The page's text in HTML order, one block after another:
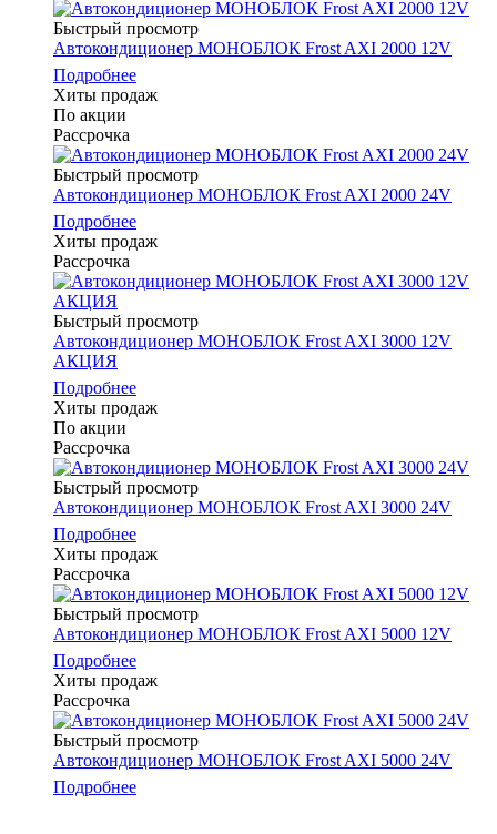
Быстрый просмотр
Автокондиционер МОНОБЛОК Frost AXI 2000 12V
Подробнее
Хиты продаж
По акции
Рассрочка
Быстрый просмотр
Автокондиционер МОНОБЛОК Frost AXI 2000 24V
Подробнее
Хиты продаж
Рассрочка
Быстрый просмотр
Автокондиционер МОНОБЛОК Frost AXI 3000 12V
АКЦИЯ
Подробнее
Хиты продаж
По акции
Рассрочка
Быстрый просмотр
Автокондиционер МОНОБЛОК Frost AXI 3000 24V
Подробнее
Хиты продаж
Рассрочка
Быстрый просмотр
Автокондиционер МОНОБЛОК Frost AXI 5000 12V
Подробнее
Хиты продаж
Рассрочка
Быстрый просмотр
Автокондиционер МОНОБЛОК Frost AXI 5000 24V
Подробнее